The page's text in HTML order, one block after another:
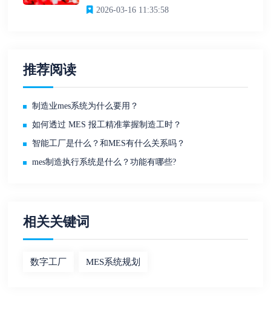
2026-03-16 11:35:58
推荐阅读
制造业mes系统为什么要用？
如何透过 MES 报工精准掌握制造工时？
智能工厂是什么？和MES有什么关系吗？
mes制造执行系统是什么？功能有哪些?
相关关键词
数字工厂 MES系统规划